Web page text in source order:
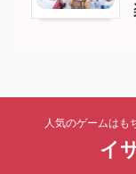
人気のゲームはも
イ